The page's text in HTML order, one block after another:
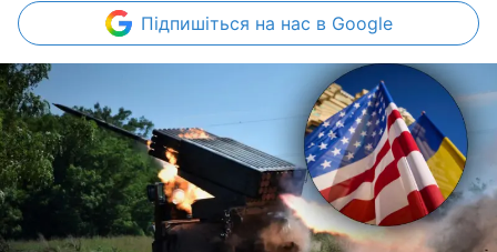
Підпишіться на нас в Google